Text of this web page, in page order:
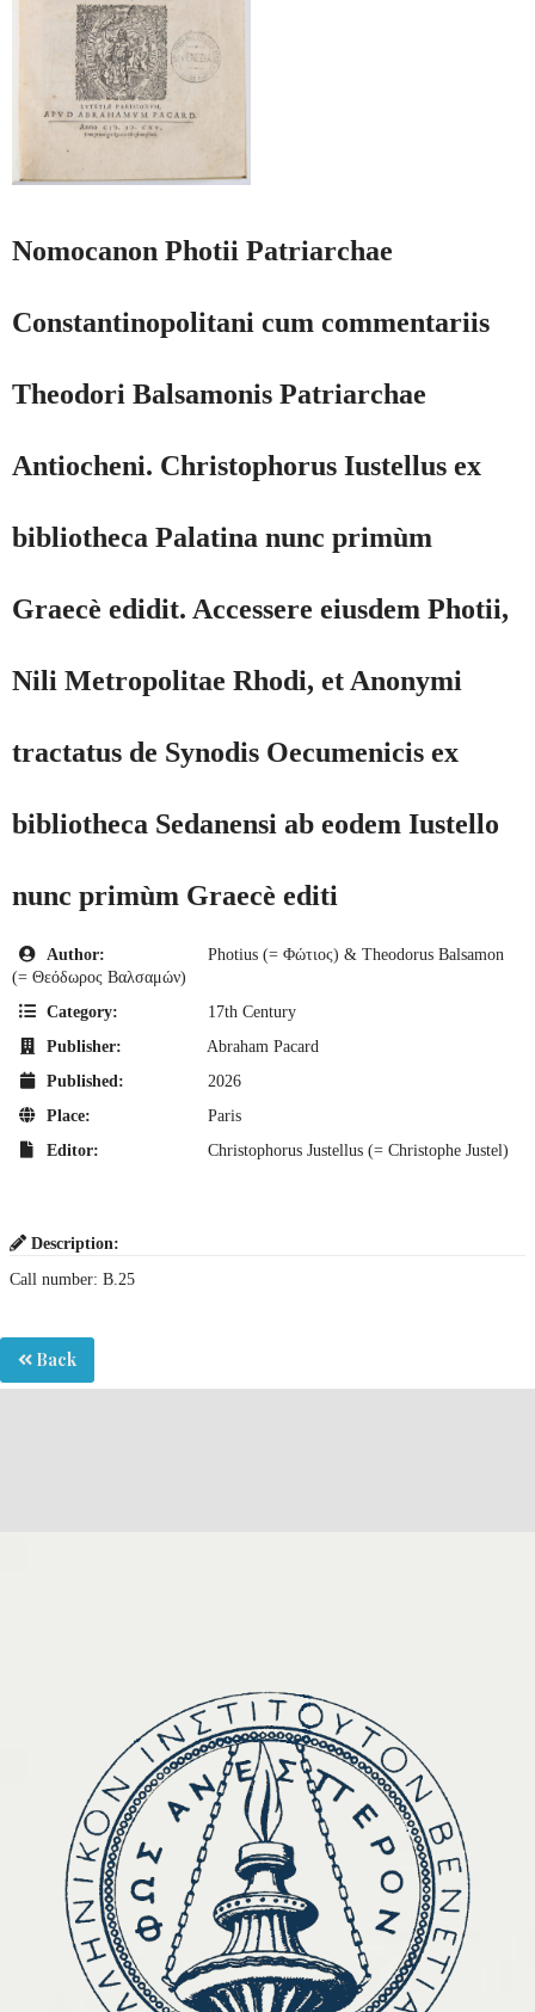
Nomocanon Photii Patriarchae
Constantinopolitani cum commentariis
Theodori Balsamonis Patriarchae
Antiocheni. Christophorus Iustellus ex
bibliotheca Palatina nunc primùm
Graecè edidit. Accessere eiusdem Photii,
Nili Metropolitae Rhodi, et Anonymi
tractatus de Synodis Oecumenicis ex
bibliotheca Sedanensi ab eodem Iustello
nunc primùm Graecè editi
Author:
Photius (= Φώτιος) & Theodorus Balsamon
(= Θεόδωρος Βαλσαμών)
Category:
17th Century
Publisher:
Abraham Pacard
Published:
2026
Place:
Paris
Editor:
Christophorus Justellus (= Christophe Justel)
Description:
Call number: B.25
Back